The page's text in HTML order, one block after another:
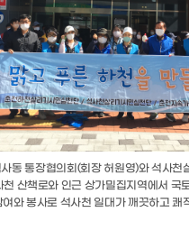
동 통장협의회(회장 허원영)와 석사천
천 산책로와 인근 상가밀집지역에서 국
여와 봉사로 석사천 일대가 깨끗하고 쾌